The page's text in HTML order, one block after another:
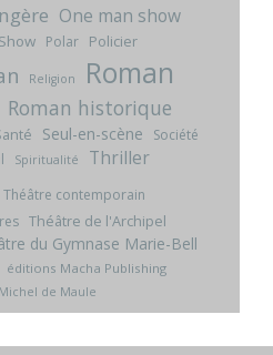
One man show
Polar Policier
Religion Roman
Roman historique
Seul-en-scène
Société
Spiritualité Thriller
Théâtre contemporain
Théâtre de l'Archipel
du Gymnase Marie-Bell
éditions Macha Publishing
de Maule